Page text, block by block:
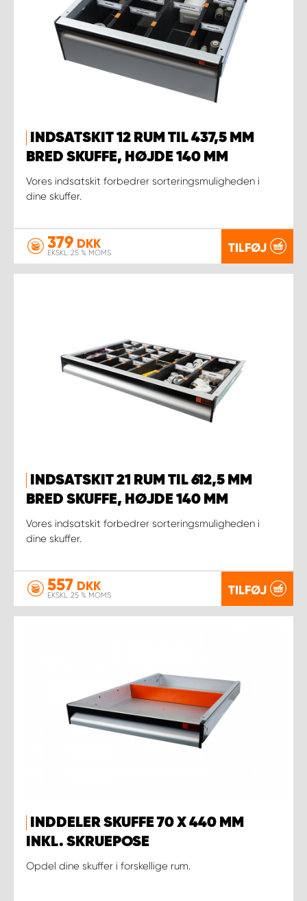
INDSATSKIT 12 RUM TIL 437,5 MM
BRED SKUFFE, HØJDE 140 MM
Vores indsatskit forbedrer sorteringsmuligheden i
dine skuffer.
379 DKK
EKSKL. 25 % MOMS TILFØJ
INDSATSKIT 21 RUM TIL 612,5 MM
BRED SKUFFE, HØJDE 140 MM
Vores indsatskit forbedrer sorteringsmuligheden i
dine skuffer.
557 DKK
EKSKL. 25 % MOMS TILFØJ
INDDELER SKUFFE 70 X 440 MM
INKL. SKRUEPOSE
Opdel dine skuffer i forskellige rum.